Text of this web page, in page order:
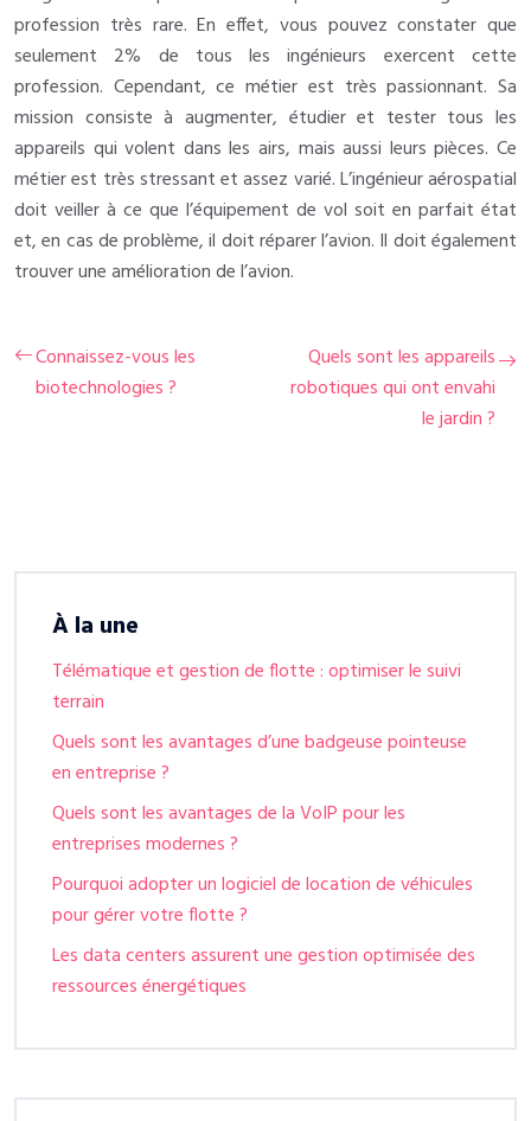
profession très rare. En effet, vous pouvez constater que
seulement 2% de tous les ingénieurs exercent cette
profession. Cependant, ce métier est très passionnant. Sa
mission consiste à augmenter, étudier et tester tous les
appareils qui volent dans les airs, mais aussi leurs pièces. Ce
métier est très stressant et assez varié. L’ingénieur aérospatial
doit veiller à ce que l’équipement de vol soit en parfait état
et, en cas de problème, il doit réparer l’avion. Il doit également
trouver une amélioration de l’avion.
Connaissez-vous les
biotechnologies ?
Quels sont les appareils
robotiques qui ont envahi
le jardin ?
À la une
Télématique et gestion de flotte : optimiser le suivi
terrain
Quels sont les avantages d’une badgeuse pointeuse
en entreprise ?
Quels sont les avantages de la VoIP pour les
entreprises modernes ?
Pourquoi adopter un logiciel de location de véhicules
pour gérer votre flotte ?
Les data centers assurent une gestion optimisée des
ressources énergétiques